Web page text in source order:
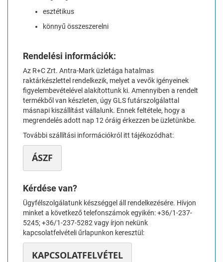
esztétikus
könnyű összeszerelni
Rendelési információk:
Az R+C Zrt. Antra-Mark üzletága hatalmas
raktárkészlettel rendelkezik, melyet a vevők igényeinek
figyelembevételével alakítottunk ki. Amennyiben a rendelt
termékből van készleten, úgy GLS futárszolgálattal
másnapi kiszállítást vállalunk. Ennek feltétele, hogy a
megrendelés adott nap 12 óráig érkezzen be üzletünkbe.
További szállítási információkról itt tájékozódhat:
ÁSZF
Kérdése van?
Ügyfélszolgálatunk készséggel áll rendelkezésére. Hívjon
minket a következő telefonszámok egyikén: +36/1-237-
5245; +36/1-237-5282 vagy írjon nekünk
kapcsolatfelvételi űrlapunkon keresztül:
KAPCSOLATFELVÉTEL